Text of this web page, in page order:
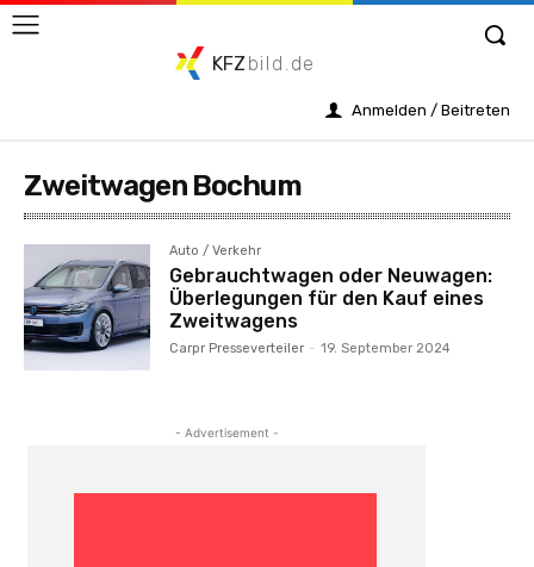
KFZ bild.de
Anmelden / Beitreten
Zweitwagen Bochum
Auto / Verkehr
Gebrauchtwagen oder Neuwagen:
Überlegungen für den Kauf eines
Zweitwagens
Carpr Presseverteiler - 19. September 2024
- Advertisement -